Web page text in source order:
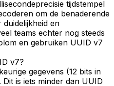
tijdstempel
om de benaderende
duidelijkheid en
teams echter nog steeds
en gebruiken UUID v7
v7?
gegevens (12 bits in
is iets minder dan UUID